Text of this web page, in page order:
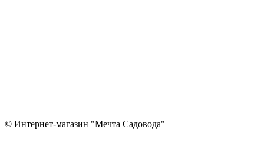
© Интернет-магазин "Мечта Садовода"